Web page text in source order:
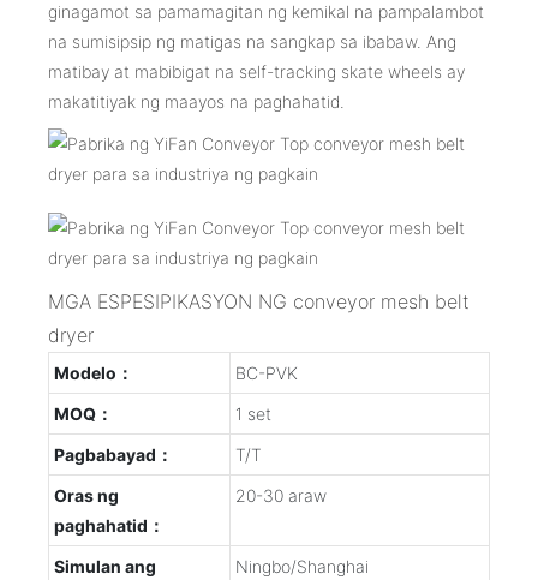
ginagamot sa pamamagitan ng kemikal na pampalambot
na sumisipsip ng matigas na sangkap sa ibabaw. Ang
matibay at mabibigat na self-tracking skate wheels ay
makatitiyak ng maayos na paghahatid.
MGA ESPESIPIKASYON NG conveyor mesh belt
dryer
Modelo：
BC-PVK
MOQ：
1 set
Pagbabayad：
T/T
Oras ng
paghahatid：
20-30 araw
Simulan ang
Ningbo/Shanghai